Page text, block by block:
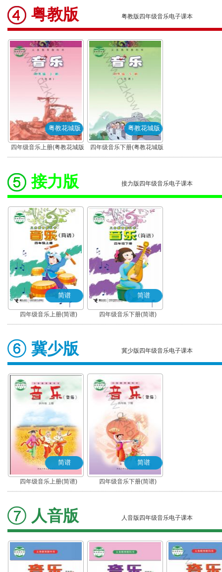
粤教版 粤教版四年级音乐电子课本
粤教花城版
四年级音乐上册(粤教花城版)
粤教花城版
四年级音乐下册(粤教花城版)
接力版 接力版四年级音乐电子课本
简谱
四年级音乐上册(简谱)
简谱
四年级音乐下册(简谱)
冀少版 冀少版四年级音乐电子课本
简谱
四年级音乐上册(简谱)
简谱
四年级音乐下册(简谱)
人音版 人音版四年级音乐电子课本